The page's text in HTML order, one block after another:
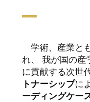
学術、産業と
れ、 我が国の産
に貢献する次世
トナーシップに
ーディングケー